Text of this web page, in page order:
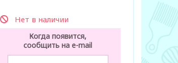
Нет в наличии
Когда появится,
сообщить на e-mail